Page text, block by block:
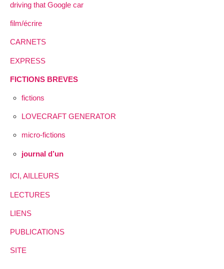
driving that Google car
film/écrire
CARNETS
EXPRESS
FICTIONS BREVES
fictions
LOVECRAFT GENERATOR
micro-fictions
journal d’un
ICI, AILLEURS
LECTURES
LIENS
PUBLICATIONS
SITE